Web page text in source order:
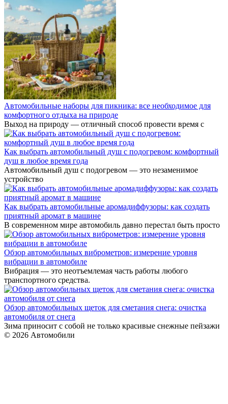
Автомобильные наборы для пикника: все необходимое для
комфортного отдыха на природе
Выход на природу — отличный способ провести время с
Как выбрать автомобильный душ с подогревом: комфортный
душ в любое время года
Автомобильный душ с подогревом — это незаменимое
устройство
Как выбрать автомобильные аромадиффузоры: как создать
приятный аромат в машине
В современном мире автомобиль давно перестал быть просто
Обзор автомобильных виброметров: измерение уровня
вибрации в автомобиле
Вибрация — это неотъемлемая часть работы любого
транспортного средства.
Обзор автомобильных щеток для сметания снега: очистка
автомобиля от снега
Зима приносит с собой не только красивые снежные пейзажи
© 2026 Автомобили